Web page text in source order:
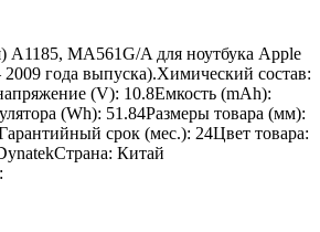
A1185, MA561G/A для ноутбука Apple
года выпуска).Химический состав:
(V): 10.8Емкость (mAh):
(Wh): 51.84Размеры товара (мм):
срок (мес.): 24Цвет товара:
Китай